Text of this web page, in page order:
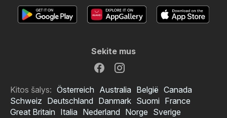
Sekite mus
Kitos šalys: Österreich Australia België Canada
Schweiz Deutschland Danmark Suomi France
Great Britain Italia Nederland Norge Sverige